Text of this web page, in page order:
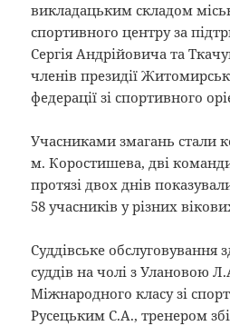
викладацьким складом
спортивного центру за
Сергія Андрійовича та
членів президії
федерації зі спортивного
Учасниками змагань стали
м. Коростишева, дві
протязі двох днів
58 учасників у різних
Суддівське обслуговування
суддів на чолі з Улановою
Міжнародного класу зі
Русецьким С.А., тренером